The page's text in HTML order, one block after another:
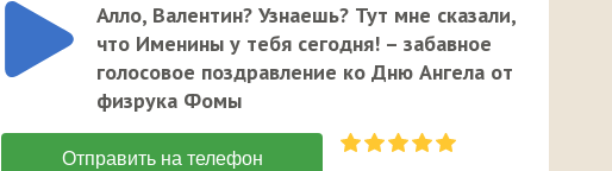
Алло, Валентин? Узнаешь? Тут мне сказали,
что Именины у тебя сегодня! – забавное
голосовое поздравление ко Дню Ангела от
физрука Фомы